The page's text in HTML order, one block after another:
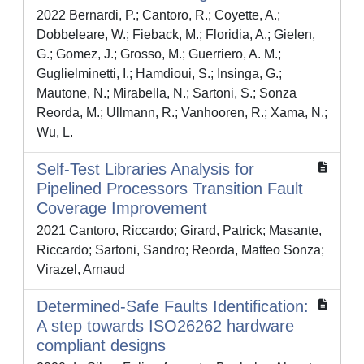
2022 Bernardi, P.; Cantoro, R.; Coyette, A.;
Dobbeleare, W.; Fieback, M.; Floridia, A.; Gielen,
G.; Gomez, J.; Grosso, M.; Guerriero, A. M.;
Guglielminetti, I.; Hamdioui, S.; Insinga, G.;
Mautone, N.; Mirabella, N.; Sartoni, S.; Sonza
Reorda, M.; Ullmann, R.; Vanhooren, R.; Xama, N.;
Wu, L.
Self-Test Libraries Analysis for
Pipelined Processors Transition Fault
Coverage Improvement
2021 Cantoro, Riccardo; Girard, Patrick; Masante,
Riccardo; Sartoni, Sandro; Reorda, Matteo Sonza;
Virazel, Arnaud
Determined-Safe Faults Identification:
A step towards ISO26262 hardware
compliant designs